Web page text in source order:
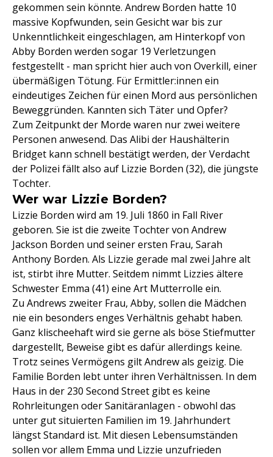
gekommen sein könnte. Andrew Borden hatte 10
massive Kopfwunden, sein Gesicht war bis zur
Unkenntlichkeit eingeschlagen, am Hinterkopf von
Abby Borden werden sogar 19 Verletzungen
festgestellt - man spricht hier auch von Overkill, einer
übermäßigen Tötung. Für Ermittler:innen ein
eindeutiges Zeichen für einen Mord aus persönlichen
Beweggründen. Kannten sich Täter und Opfer?
Zum Zeitpunkt der Morde waren nur zwei weitere
Personen anwesend. Das Alibi der Haushälterin
Bridget kann schnell bestätigt werden, der Verdacht
der Polizei fällt also auf Lizzie Borden (32), die jüngste
Tochter.
Wer war Lizzie Borden?
Lizzie Borden wird am 19. Juli 1860 in Fall River
geboren. Sie ist die zweite Tochter von Andrew
Jackson Borden und seiner ersten Frau, Sarah
Anthony Borden. Als Lizzie gerade mal zwei Jahre alt
ist, stirbt ihre Mutter. Seitdem nimmt Lizzies ältere
Schwester Emma (41) eine Art Mutterrolle ein.
Zu Andrews zweiter Frau, Abby, sollen die Mädchen
nie ein besonders enges Verhältnis gehabt haben.
Ganz klischeehaft wird sie gerne als böse Stiefmutter
dargestellt, Beweise gibt es dafür allerdings keine.
Trotz seines Vermögens gilt Andrew als geizig. Die
Familie Borden lebt unter ihren Verhältnissen. In dem
Haus in der 230 Second Street gibt es keine
Rohrleitungen oder Sanitäranlagen - obwohl das
unter gut situierten Familien im 19. Jahrhundert
längst Standard ist. Mit diesen Lebensumständen
sollen vor allem Emma und Lizzie unzufrieden